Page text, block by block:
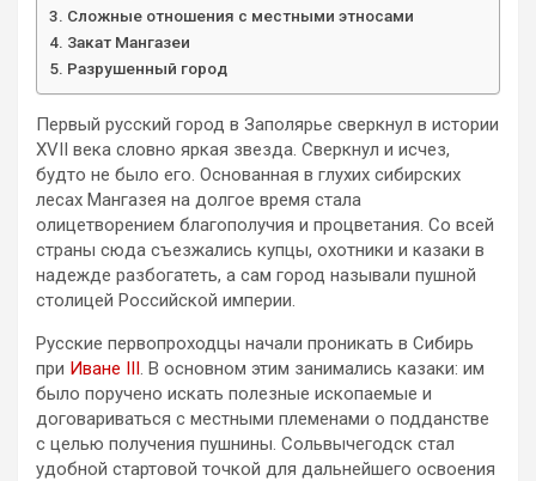
Сложные отношения с местными этносами
Закат Мангазеи
Разрушенный город
Первый русский город в Заполярье сверкнул в истории
XVII века словно яркая звезда. Сверкнул и исчез,
будто не было его. Основанная в глухих сибирских
лесах Мангазея на долгое время стала
олицетворением благополучия и процветания. Со всей
страны сюда съезжались купцы, охотники и казаки в
надежде разбогатеть, а сам город называли пушной
столицей Российской империи.
Русские первопроходцы начали проникать в Сибирь
при Иване III. В основном этим занимались казаки: им
было поручено искать полезные ископаемые и
договариваться с местными племенами о подданстве
с целью получения пушнины. Сольвычегодск стал
удобной стартовой точкой для дальнейшего освоения